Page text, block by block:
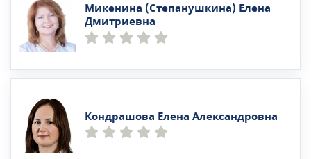
Микенина (Степанушкина) Елена
Дмитриевна
Кондрашова Елена Александровна